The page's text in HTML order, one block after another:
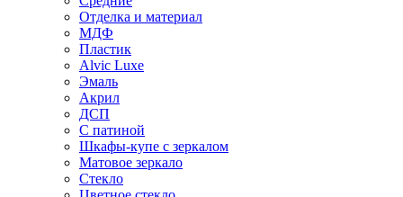
Отделка и материал
МДФ
Пластик
Alvic Luxe
Эмаль
Акрил
ДСП
С патиной
Шкафы-купе с зеркалом
Матовое зеркало
Стекло